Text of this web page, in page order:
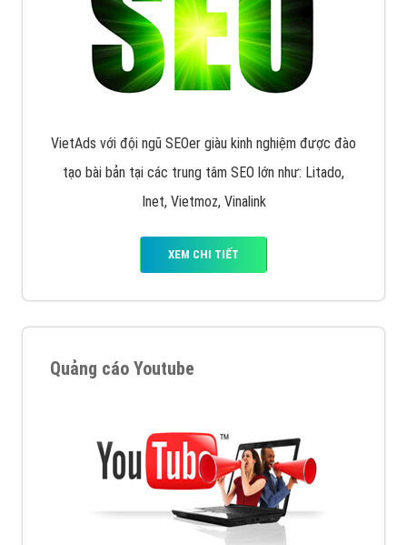
VietAds với đội ngũ SEOer giàu kinh nghiệm được đào
tạo bài bản tại các trung tâm SEO lớn như: Litado,
Inet, Vietmoz, Vinalink
XEM CHI TIẾT
Quảng cáo Youtube